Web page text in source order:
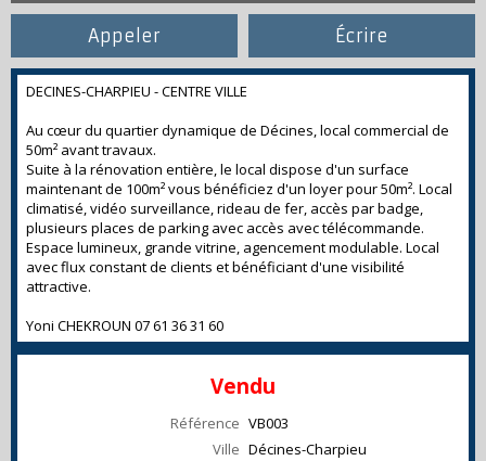
Appeler Écrire
DECINES-CHARPIEU - CENTRE VILLE
Au cœur du quartier dynamique de Décines, local commercial de
50m² avant travaux.
Suite à la rénovation entière, le local dispose d'un surface
maintenant de 100m² vous bénéficiez d'un loyer pour 50m². Local
climatisé, vidéo surveillance, rideau de fer, accès par badge,
plusieurs places de parking avec accès avec télécommande.
Espace lumineux, grande vitrine, agencement modulable. Local
avec flux constant de clients et bénéficiant d'une visibilité
attractive.
Yoni CHEKROUN 07 61 36 31 60
Vendu
Référence VB003
Ville Décines-Charpieu